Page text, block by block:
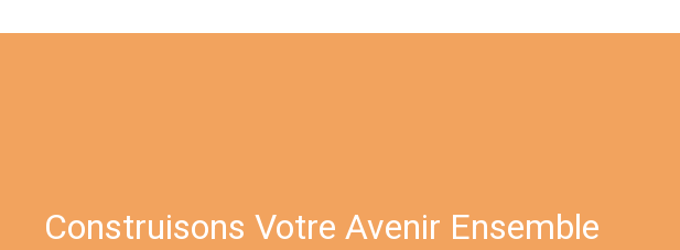
Construisons Votre Avenir Ensemble